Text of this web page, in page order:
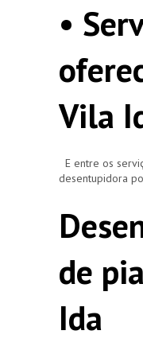
•
Vila
E entre os
desentupidora
de
Ida